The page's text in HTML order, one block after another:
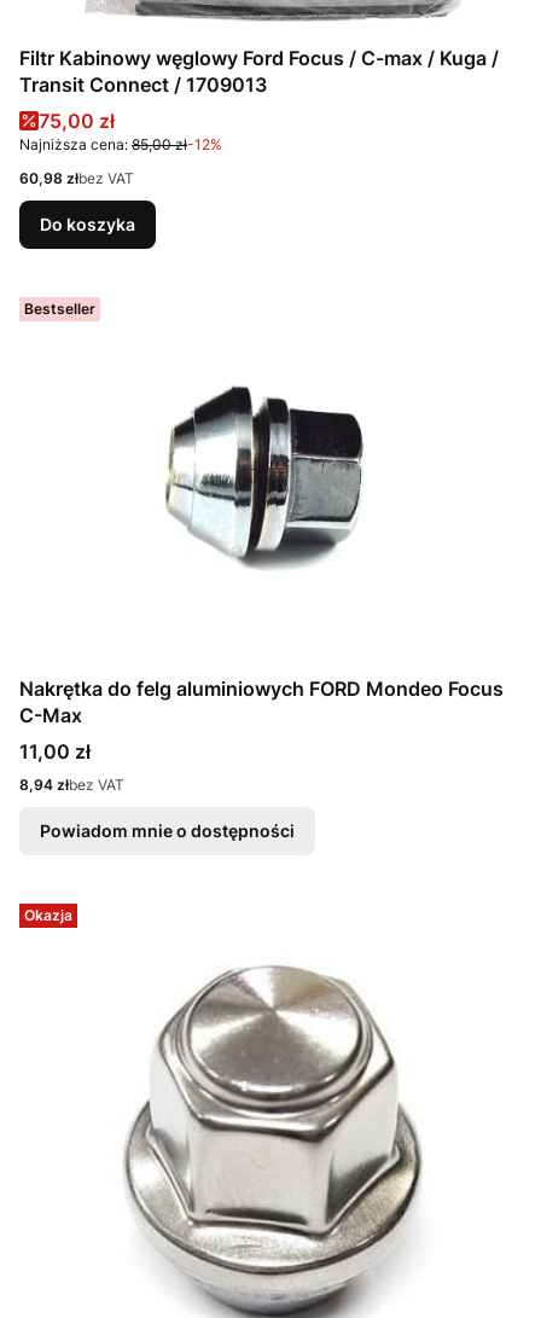
Filtr Kabinowy węglowy Ford Focus / C-max / Kuga /
Transit Connect / 1709013
Cena promocyjna
75,00 zł
Najniższa cena: 85,00 zł-12%
Cena
60,98 złbez VAT
Do koszyka
Bestseller
Nakrętka do felg aluminiowych FORD Mondeo Focus
C-Max
Cena
11,00 zł
Cena
8,94 złbez VAT
Powiadom mnie o dostępności
Okazja